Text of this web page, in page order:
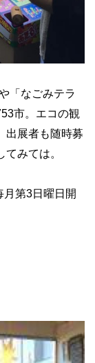
「なごみテラ
市。エコの観
出展者も随時募
みては。
第3日曜日開